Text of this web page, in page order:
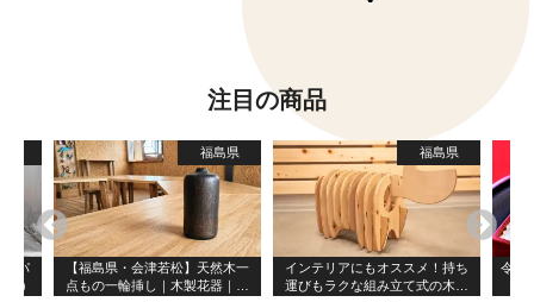
注目の商品
ルパ
）
福島県
【福島県・会津若松】天然木一
点もの一輪挿し｜木製花器｜イ
福島県
インテリアにもオススメ！持ち
運びもラクな組み立て式の木製
令和